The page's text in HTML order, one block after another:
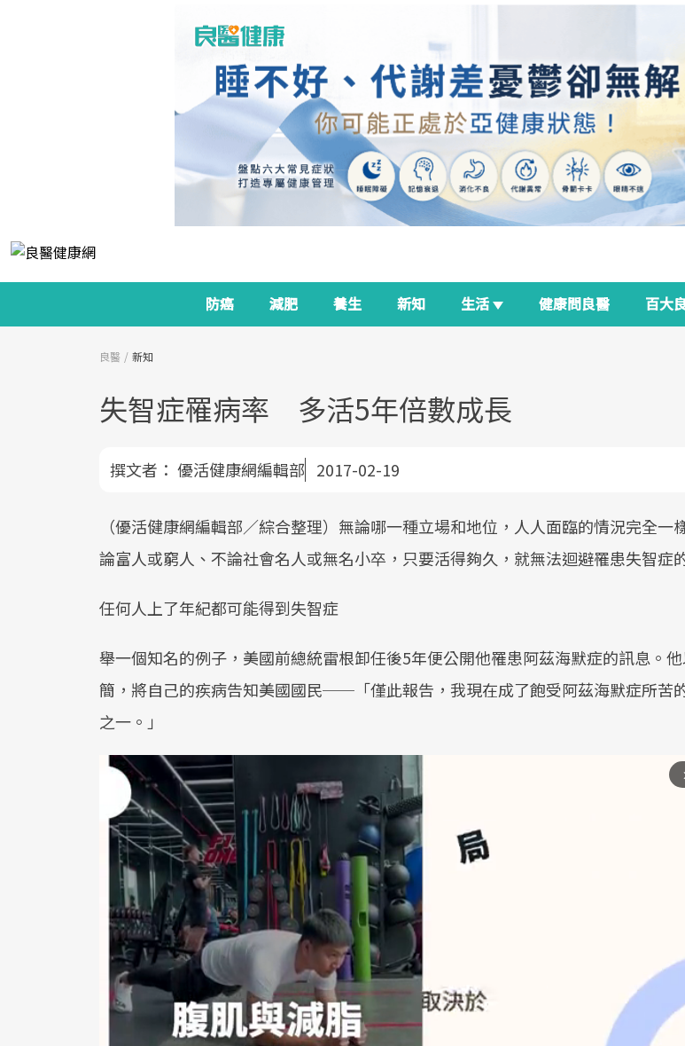
防癌 減肥 養生 新知 生活 健康問良醫 百大
良醫 新知
失智症罹病率 多活5年倍數成長
撰文者： 優活健康網編輯部 2017-02-19
（優活健康網編輯部／綜合整理）無論哪一種立場和地位，人人面臨的情況完全一
論富人或窮人、不論社會名人或無名小卒，只要活得夠久，就無法迴避罹患失智症
任何人上了年紀都可能得到失智症
舉一個知名的例子，美國前總統雷根卸任後5年便公開他罹患阿茲海默症的訊息。
簡，將自己的疾病告知美國國民──「僅此報告，我現在成了飽受阿茲海默症所苦
之一。」
面對超高齡社會的浪潮，台
關注的核心議題。然而，健
療院所的服務，更是民眾了
2025年，就到良醫生活祭體
良醫健康網從「換季的身體